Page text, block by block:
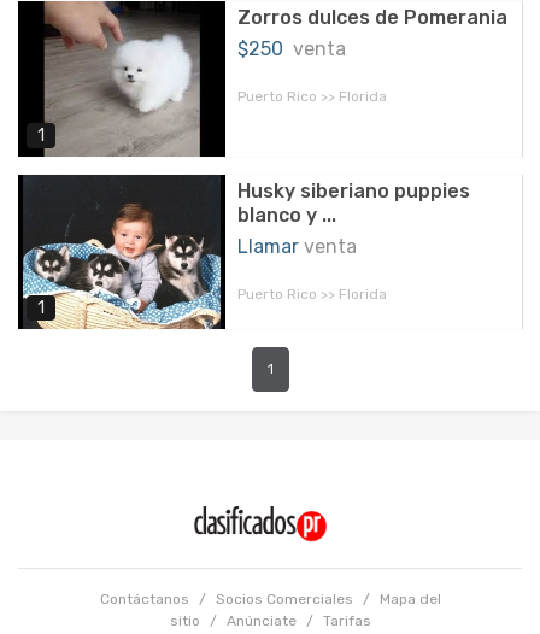
1
Zorros dulces de Pomerania
$250 venta
Puerto Rico >> Florida
1
Husky siberiano puppies
blanco y ...
Llamar venta
Puerto Rico >> Florida
1
Contáctanos / Socios Comerciales /
Mapa del
sitio
/ Anúnciate / Tarifas